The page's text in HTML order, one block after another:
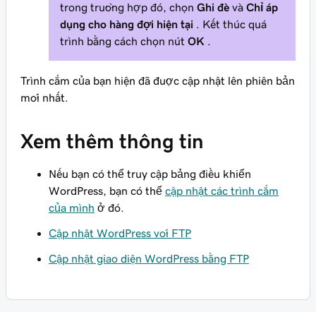
trong trường hợp đó, chọn Ghi đè và Chỉ áp
dụng cho hàng đợi hiện tại . Kết thúc quá
trình bằng cách chọn nút OK
Trình cắm của bạn hiện đã được cập nhật lên phiên bản
mới nhất.
Xem thêm thông tin
Nếu bạn có thể truy cập bảng điều khiển
WordPress, bạn có thể cập nhật các trình cắm
của mình ở đó.
Cập nhật WordPress với FTP
Cập nhật giao diện WordPress bằng FTP